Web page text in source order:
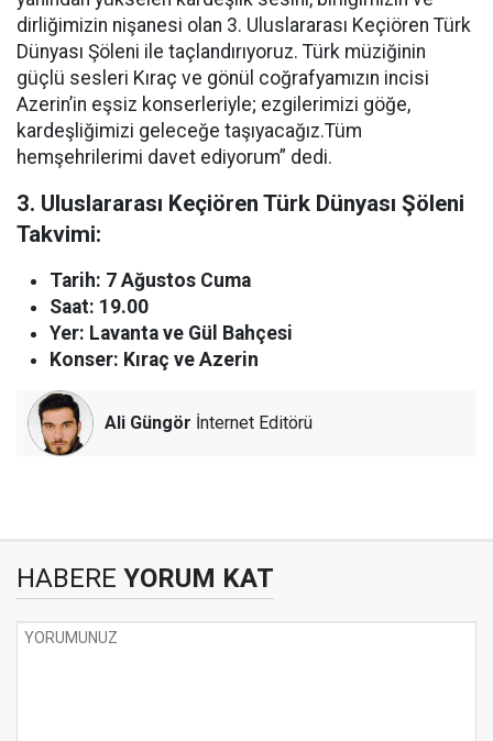
dirliğimizin nişanesi olan 3. Uluslararası Keçiören Türk
Dünyası Şöleni ile taçlandırıyoruz. Türk müziğinin
güçlü sesleri Kıraç ve gönül coğrafyamızın incisi
Azerin’in eşsiz konserleriyle; ezgilerimizi göğe,
kardeşliğimizi geleceğe taşıyacağız.Tüm
hemşehrilerimi davet ediyorum” dedi.
3. Uluslararası Keçiören Türk Dünyası Şöleni
Takvimi:
Tarih: 7 Ağustos Cuma
Saat: 19.00
Yer: Lavanta ve Gül Bahçesi
Konser: Kıraç ve Azerin
Ali Güngör İnternet Editörü
HABERE YORUM KAT